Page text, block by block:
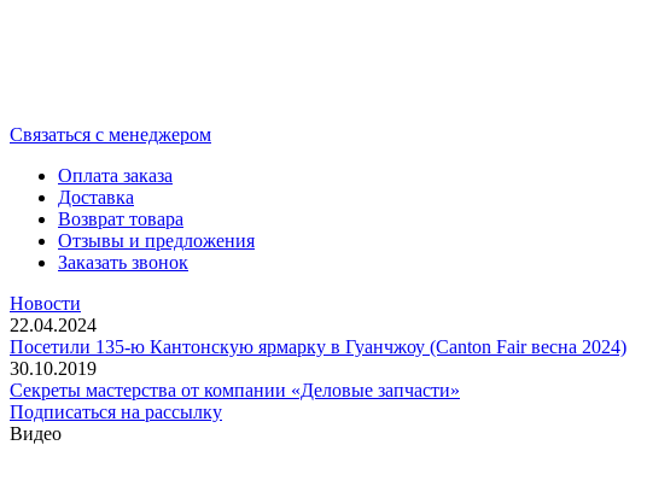
Cвязаться с менеджером
Оплата заказа
Доставка
Возврат товара
Отзывы и предложения
Заказать звонок
Новости
22.04.2024
Посетили 135-ю Кантонскую ярмарку в Гуанчжоу (Canton Fair весна 2024)
30.10.2019
Секреты мастерства от компании «Деловые запчасти»
Подписаться на рассылку
Видео